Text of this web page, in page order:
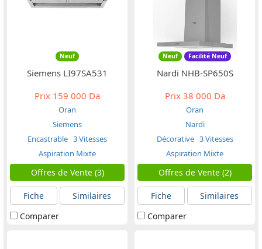
Neuf
Siemens LI97SA531
Prix 159 000 Da
Oran
Siemens
Encastrable 3 Vitesses
Aspiration Mixte
Offres de Vente (3)
Fiche
Similaires
Comparer
Neuf Facilité Neuf
Nardi NHB-SP650S
Prix38 000 Da
Oran
Nardi
Décorative 3 Vitesses
Aspiration Mixte
Offres de Vente (2)
Fiche
Similaires
Comparer